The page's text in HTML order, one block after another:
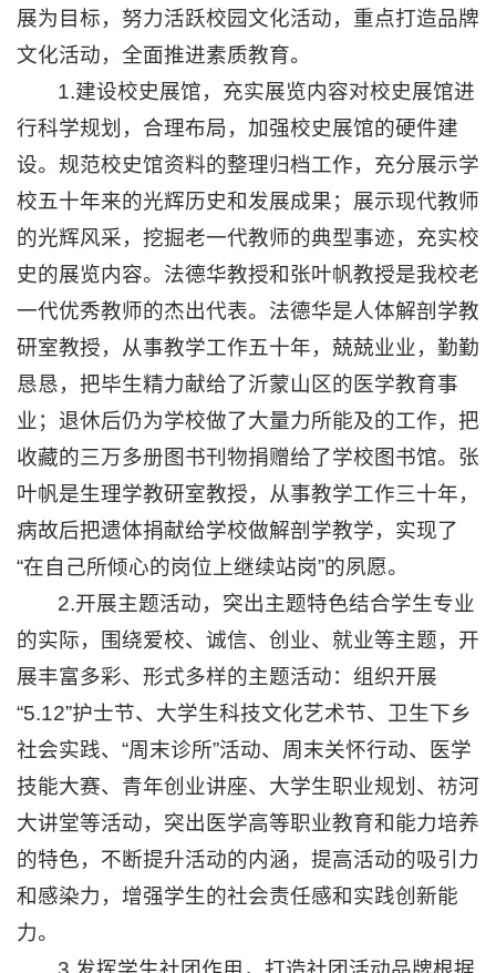
展为目标，努力活跃校园文化活动，重点打造品牌
文化活动，全面推进素质教育。
1.建设校史展馆，充实展览内容对校史展馆进
行科学规划，合理布局，加强校史展馆的硬件建
设。规范校史馆资料的整理归档工作，充分展示学
校五十年来的光辉历史和发展成果；展示现代教师
的光辉风采，挖掘老一代教师的典型事迹，充实校
史的展览内容。法德华教授和张叶帆教授是我校老
一代优秀教师的杰出代表。法德华是人体解剖学教
研室教授，从事教学工作五十年，兢兢业业，勤勤
恳恳，把毕生精力献给了沂蒙山区的医学教育事
业；退休后仍为学校做了大量力所能及的工作，把
收藏的三万多册图书刊物捐赠给了学校图书馆。张
叶帆是生理学教研室教授，从事教学工作三十年，
病故后把遗体捐献给学校做解剖学教学，实现了
“在自己所倾心的岗位上继续站岗”的夙愿。
2.开展主题活动，突出主题特色结合学生专业
的实际，围绕爱校、诚信、创业、就业等主题，开
展丰富多彩、形式多样的主题活动：组织开展
“5.12”护士节、大学生科技文化艺术节、卫生下乡
社会实践、“周末诊所”活动、周末关怀行动、医学
技能大赛、青年创业讲座、大学生职业规划、祊河
大讲堂等活动，突出医学高等职业教育和能力培养
的特色，不断提升活动的内涵，提高活动的吸引力
和感染力，增强学生的社会责任感和实践创新能
力。